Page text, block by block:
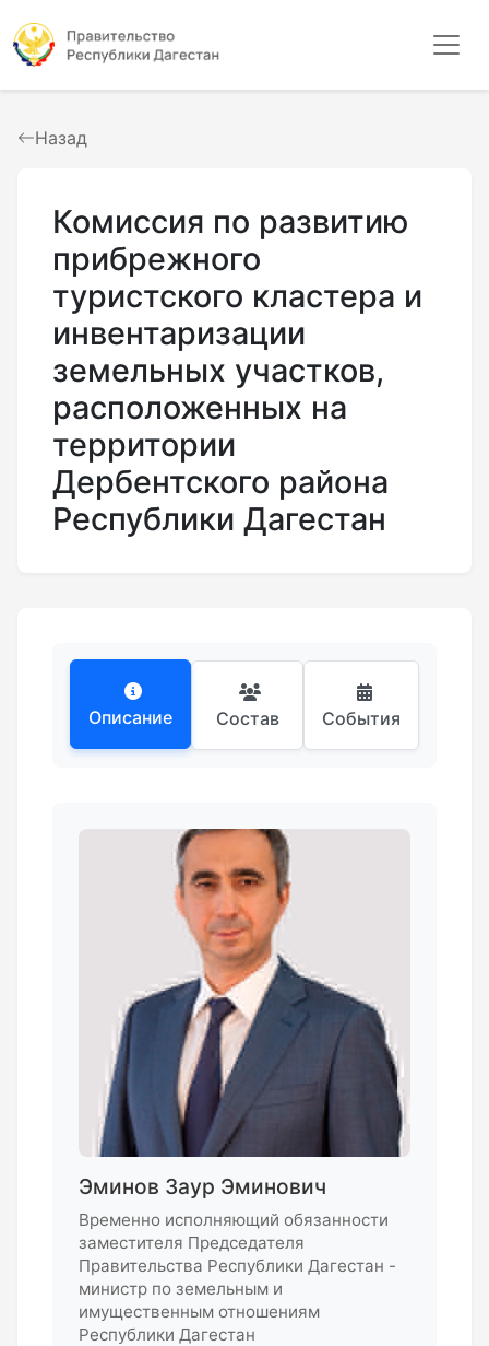
Назад
Комиссия по развитию
прибрежного
туристского кластера и
инвентаризации
земельных участков,
расположенных на
территории
Дербентского района
Республики Дагестан
Описание Состав События
Эминов Заур Эминович
Временно исполняющий обязанности
заместителя Председателя
Правительства Республики Дагестан -
министр по земельным и
имущественным отношениям
Республики Дагестан